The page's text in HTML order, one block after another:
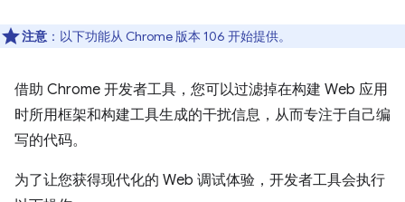
注意 ：以下功能从 Chrome 版本 106 开始提供。
借助 Chrome 开发者工具，您可以过滤掉在构建 Web 应用
时所用框架和构建工具生成的干扰信息，从而专注于自己编
写的代码。
为了让您获得现代化的 Web 调试体验，开发者工具会执行